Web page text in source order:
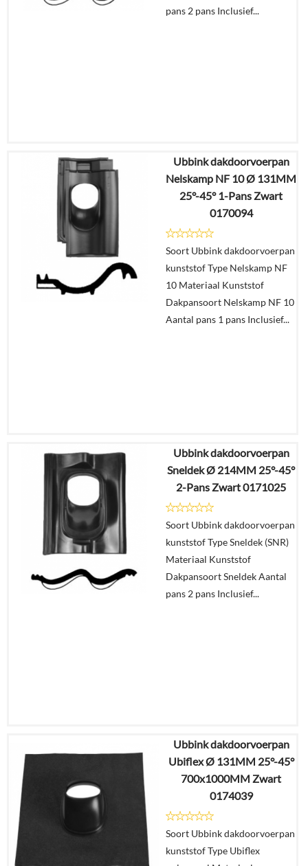
pans 2 pans Inclusief...
€57,32
€36,25
In
winkelmand
Ubbink dakdoorvoerpan
Nelskamp NF 10 Ø 131MM
25°-45° 1-Pans Zwart
0170094
Soort Ubbink dakdoorvoerpan
kunststof Type Nelskamp NF
10 Materiaal Kunststof
Dakpansoort Nelskamp NF 10
Aantal pans 1 pans Inclusief...
€46,59
€35,01
In
winkelmand
Ubbink dakdoorvoerpan
Sneldek Ø 214MM 25°-45°
2-Pans Zwart 0171025
Soort Ubbink dakdoorvoerpan
kunststof Type Sneldek (SNR)
Materiaal Kunststof
Dakpansoort Sneldek Aantal
pans 2 pans Inclusief...
€47,86
€40,20
In
winkelmand
Ubbink dakdoorvoerpan
Ubiflex Ø 131MM 25°-45°
700x1000MM Zwart
0174039
Soort Ubbink dakdoorvoerpan
kunststof Type Ubiflex